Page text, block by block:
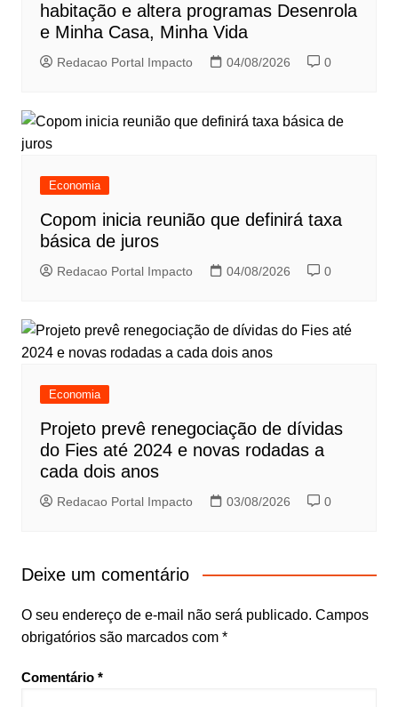
habitação e altera programas Desenrola
e Minha Casa, Minha Vida
Redacao Portal Impacto 04/08/2026 0
Economia
Copom inicia reunião que definirá taxa
básica de juros
Redacao Portal Impacto 04/08/2026 0
Economia
Projeto prevê renegociação de dívidas
do Fies até 2024 e novas rodadas a
cada dois anos
Redacao Portal Impacto 03/08/2026 0
Deixe um comentário
O seu endereço de e-mail não será publicado. Campos
obrigatórios são marcados com *
Comentário *